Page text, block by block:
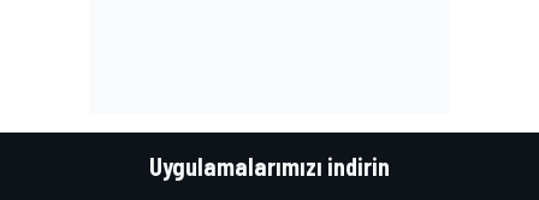
Uygulamalarımızı indirin